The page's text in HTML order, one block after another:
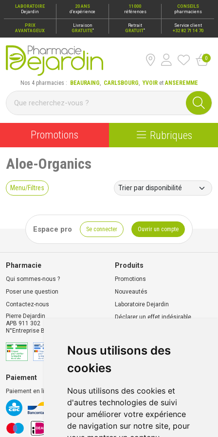
Nous utilisons des
cookies
Nous utilisons des cookies et
d'autres technologies de suivi
pour améliorer votre expérience
de navigation sur notre site, pour
LABORATOIRE
Dejardin
20 ANS
d’expérience
11000
références
CONSEILS
pharmaciens
PRIX
AVANTAGEUX
Livraison
GRATUITE*
Retrait
GRATUIT*
Service client
+32 82 71 14 70
Pharmacie Dejardin Nos 4 pharmacies : Beauraing,
0
Nos 4 pharmacies : BEAURAING, CARLSBOURG,YVOIRetANSEREMME
Promotions Rubriques
Aloe-Organics
Menu/Filtres
Espace pro Se connecter Ouvrir un compte
Pharmacie
Qui sommes-nous ?
Poser une question
Contactez-nous
Pierre Dejardin
APB 911 302
N°Entreprise BE0446.901.764
Produits
Promotions
Nouveautés
Laboratoire Dejardin
Déclarer un effet indésirable
Paiement
Paiement en ligne 100% sécurisé
Livraison chez vous
Livraison dans un Point
d’enlèvement
Retrait dans la pharmacie